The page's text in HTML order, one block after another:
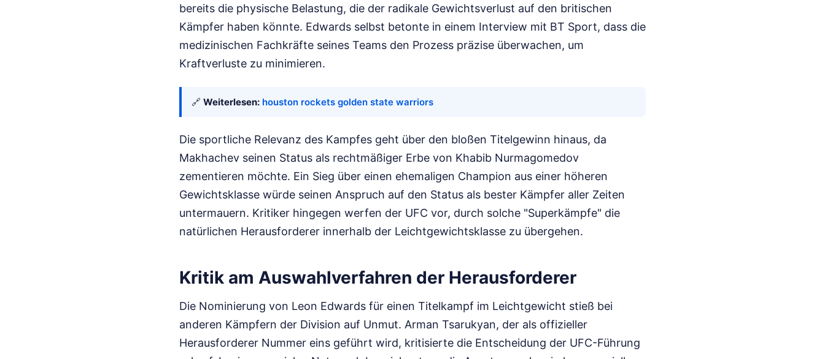
bereits die physische Belastung, die der radikale Gewichtsverlust auf den britischen
Kämpfer haben könnte. Edwards selbst betonte in einem Interview mit BT Sport, dass die
medizinischen Fachkräfte seines Teams den Prozess präzise überwachen, um
Kraftverluste zu minimieren.
🔗 Weiterlesen: houston rockets golden state warriors
Die sportliche Relevanz des Kampfes geht über den bloßen Titelgewinn hinaus, da
Makhachev seinen Status als rechtmäßiger Erbe von Khabib Nurmagomedov
zementieren möchte. Ein Sieg über einen ehemaligen Champion aus einer höheren
Gewichtsklasse würde seinen Anspruch auf den Status als bester Kämpfer aller Zeiten
untermauern. Kritiker hingegen werfen der UFC vor, durch solche "Superkämpfe" die
natürlichen Herausforderer innerhalb der Leichtgewichtsklasse zu übergehen.
Kritik am Auswahlverfahren der Herausforderer
Die Nominierung von Leon Edwards für einen Titelkampf im Leichtgewicht stieß bei
anderen Kämpfern der Division auf Unmut. Arman Tsarukyan, der als offizieller
Herausforderer Nummer eins geführt wird, kritisierte die Entscheidung der UFC-Führung